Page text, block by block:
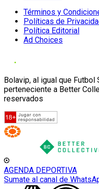
Términos y
Políticas de
Política Editorial
Ad Choices
Bolavip, al igual que Futbol
perteneciente a Better
reservados
AGENDA DEPORTIVA
Sumate al canal de